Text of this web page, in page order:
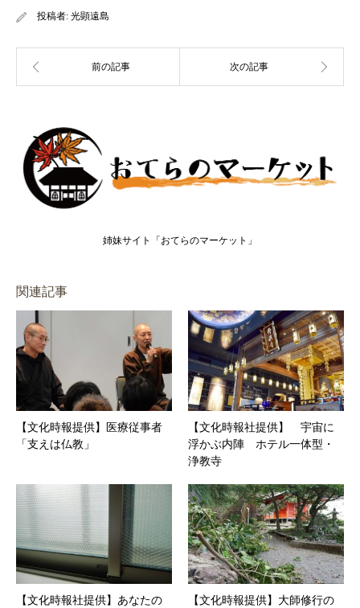
投稿者: 光顕遠島
姉妹サイト「おてらのマーケット」
関連記事
【文化時報提供】医療従事者
「支えは仏教」
【文化時報社提供】 宇宙に
浮かぶ内陣 ホテル一体型・
浄教寺
【文化時報社提供】あなたの
【文化時報提供】大師修行の